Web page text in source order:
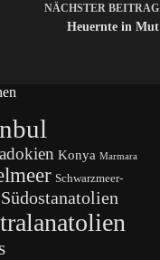
NÄCHSTER BEITRAG
Heuernte in Mut
Konya Marmara
Schwarzmeer-
Südostanatolien